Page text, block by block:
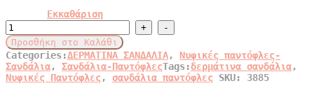
Εκκαθάριση
Δερμάτινο
νυφικό
σανδάλι
με
εκρού
δαντέλα
Προσθήκη στο Καλάθι
Categories:ΔΕΡΜΑΤΙΝΑ ΣΑΝΔΑΛΙΑ, Νυφικές παντόφλες-
Σανδάλια, Σανδάλια-ΠαντόφλεςTags:δερμάτινα σανδάλια,
Νυφικές Παντόφλες, σανδάλια παντόφλες SKU: 3885